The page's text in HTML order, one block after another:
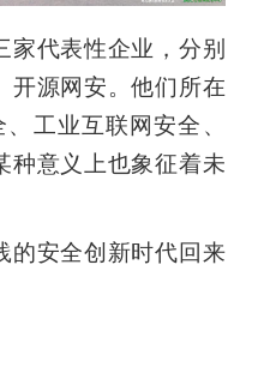
家代表性企业，分别
开源网安。他们所在
工业互联网安全、
种意义上也象征着未
的安全创新时代回来